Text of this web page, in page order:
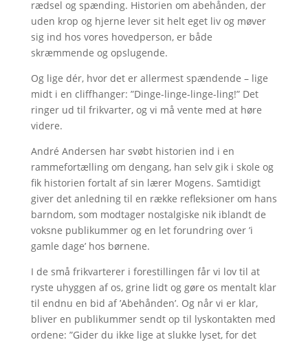
rædsel og spænding. Historien om abehånden, der
uden krop og hjerne lever sit helt eget liv og møver
sig ind hos vores hovedperson, er både
skræmmende og opslugende.
Og lige dér, hvor det er allermest spændende – lige
midt i en cliffhanger: ”Dinge-linge-linge-ling!” Det
ringer ud til frikvarter, og vi må vente med at høre
videre.
André Andersen har svøbt historien ind i en
rammefortælling om dengang, han selv gik i skole og
fik historien fortalt af sin lærer Mogens. Samtidigt
giver det anledning til en række refleksioner om hans
barndom, som modtager nostalgiske nik iblandt de
voksne publikummer og en let forundring over ’i
gamle dage’ hos børnene.
I de små frikvarterer i forestillingen får vi lov til at
ryste uhyggen af os, grine lidt og gøre os mentalt klar
til endnu en bid af ’Abehånden’. Og når vi er klar,
bliver en publikummer sendt op til lyskontakten med
ordene: ”Gider du ikke lige at slukke lyset, for det